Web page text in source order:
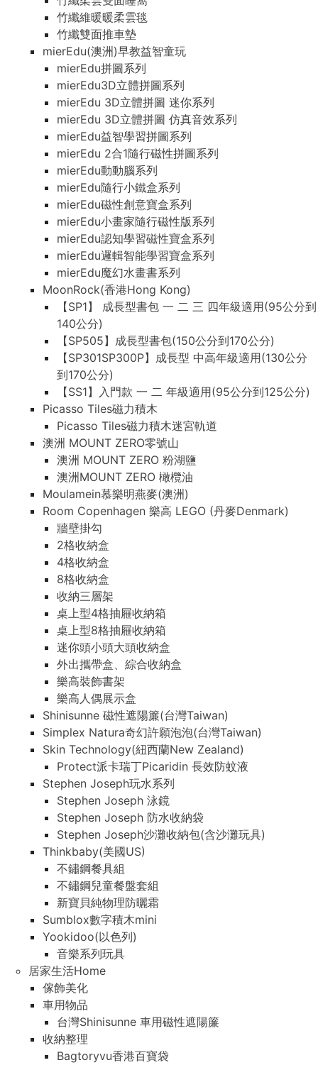
竹纖維暖暖柔雲毯
竹纖雙面推車墊
mierEdu(澳洲)早教益智童玩
mierEdu拼圖系列
mierEdu3D立體拼圖系列
mierEdu 3D立體拼圖 迷你系列
mierEdu 3D立體拼圖 仿真音效系列
mierEdu益智學習拼圖系列
mierEdu 2合1隨行磁性拼圖系列
mierEdu動動腦系列
mierEdu隨行小鐵盒系列
mierEdu磁性創意寶盒系列
mierEdu小畫家隨行磁性版系列
mierEdu認知學習磁性寶盒系列
mierEdu邏輯智能學習寶盒系列
mierEdu魔幻水畫書系列
MoonRock(香港Hong Kong)
【SP1】 成長型書包 一 二 三 四年級適用(95公分到
140公分)
【SP505】成長型書包(150公分到170公分)
【SP301SP300P】成長型 中高年級適用(130公分
到170公分)
【SS1】入門款 一 二 年級適用(95公分到125公分)
Picasso Tiles磁力積木
Picasso Tiles磁力積木迷宮軌道
澳洲 MOUNT ZERO零號山
澳洲 MOUNT ZERO 粉湖鹽
澳洲MOUNT ZERO 橄欖油
Moulamein慕樂明燕麥(澳洲)
Room Copenhagen 樂高 LEGO (丹麥Denmark)
牆壁掛勾
2格收納盒
4格收納盒
8格收納盒
收納三層架
桌上型4格抽屜收納箱
桌上型8格抽屜收納箱
迷你頭小頭大頭收納盒
外出攜帶盒、綜合收納盒
樂高裝飾書架
樂高人偶展示盒
Shinisunne 磁性遮陽簾(台灣Taiwan)
Simplex Natura奇幻許願泡泡(台灣Taiwan)
Skin Technology(紐西蘭New Zealand)
Protect派卡瑞丁Picaridin 長效防蚊液
Stephen Joseph玩水系列
Stephen Joseph 泳鏡
Stephen Joseph 防水收納袋
Stephen Joseph沙灘收納包(含沙灘玩具)
Thinkbaby(美國US)
不鏽鋼餐具組
不鏽鋼兒童餐盤套組
新寶貝純物理防曬霜
Sumblox數字積木mini
Yookidoo(以色列)
音樂系列玩具
居家生活Home
傢飾美化
車用物品
台灣Shinisunne 車用磁性遮陽簾
收納整理
Bagtoryvu香港百寶袋